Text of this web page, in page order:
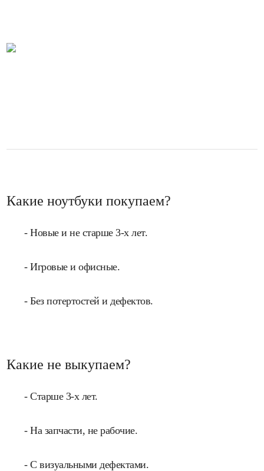
Какие ноутбуки покупаем?
- Новые и не старше 3-х лет.
- Игровые и офисные.
- Без потертостей и дефектов.
Какие не выкупаем?
- Старше 3-х лет.
- На запчасти, не рабочие.
- С визуальными дефектами.